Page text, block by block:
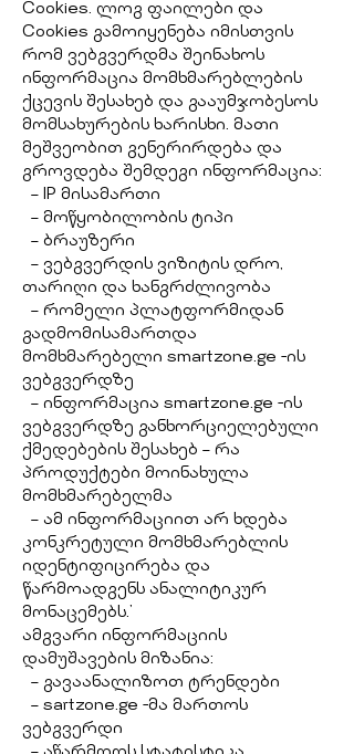
Cookies. ლოგ ფაილები და
Cookies გამოიყენება იმისთვის
რომ ვებგვერდმა შეინახოს
ინფორმაცია მომხმარებლების
ქცევის შესახებ და გააუმჯობესოს
მომსახურების ხარისხი. მათი
მეშვეობით გენერირდება და
გროვდება შემდეგი ინფორმაცია:
– IP მისამართი
– მოწყობილობის ტიპი
– ბრაუზერი
– ვებგვერდის ვიზიტის დრო,
თარიღი და ხანგრძლივობა
– რომელი პლატფორმიდან
გადმომისამართდა
მომხმარებელი smartzone.ge -ის
ვებგვერდზე
– ინფორმაცია smartzone.ge -ის
ვებგვერდზე განხორციელებული
ქმედებების შესახებ – რა
პროდუქტები მოინახულა
მომხმარებელმა
– ამ ინფორმაციით არ ხდება
კონკრეტული მომხმარებლის
იდენტიფიცირება და
წარმოადგენს ანალიტიკურ
მონაცემებს.’
ამგვარი ინფორმაციის
დამუშავების მიზანია:
– გავაანალიზოთ ტრენდები
– sartzone.ge -მა მართოს
ვებგვერდი